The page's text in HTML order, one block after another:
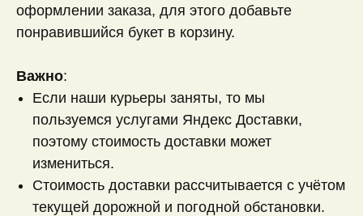
оформлении заказа, для этого добавьте
понравившийся букет в корзину.
Важно:
Если наши курьеры заняты, то мы
пользуемся услугами Яндекс Доставки,
поэтому стоимость доставки может
измениться.
Стоимость доставки рассчитывается с учётом
текущей дорожной и погодной обстановки.